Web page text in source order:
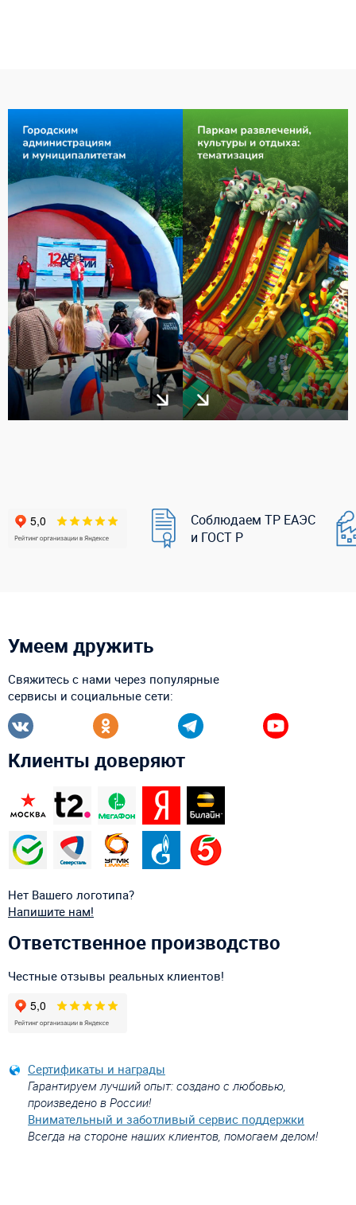
Соблюдаем ТР ЕАЭС
и ГОСТ Р
Умеем дружить
Свяжитесь с нами через популярные
сервисы и социальные сети:
Клиенты доверяют
Нет Вашего логотипа?
Напишите нам!
Ответственное производство
Честные отзывы реальных клиентов!
Сертификаты и награды
Гарантируем лучший опыт: создано с любовью,
произведено в России!
Внимательный и заботливый сервис поддержки
Всегда на стороне наших клиентов, помогаем делом!